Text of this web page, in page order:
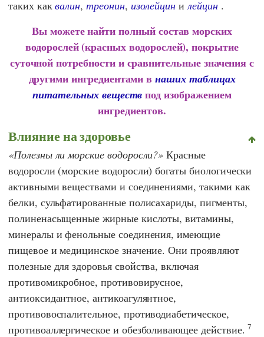
таких каквалин, треонин, изолейцин и лейцин.
Вы можете найти полный состав морских
водорослей (красных водорослей), покрытие
суточной потребности и сравнительные значения с
другими ингредиентами внаших таблицах
питательных веществ под изображением
ингредиентов.
Влияние на здоровье
Полезны ли морские водоросли? Красные
водоросли (морские водоросли) богаты биологически
активными веществами и соединениями, такими как
белки, сульфатированные полисахариды, пигменты,
полиненасыщенные жирные кислоты, витамины,
минералы и фенольные соединения, имеющие
пищевое и медицинское значение. Они проявляют
полезные для здоровья свойства, включая
противомикробное, противовирусное,
антиоксидантное, антикоагулянтное,
противовоспалительное, противодиабетическое,
противоаллергическое и обезболивающее действие.7